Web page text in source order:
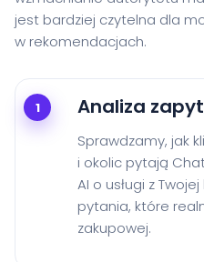
jest bardziej czytelna dla
w rekomendacjach.
1 Analiza
Sprawdzamy, jak
i okolic pytają
AI o usługi z
pytania, które
zakupowej.